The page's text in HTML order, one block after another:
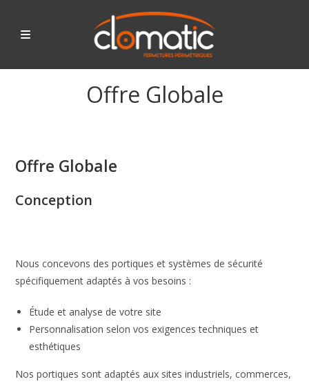
content
Offre Globale
Offre Globale
Conception
Nous concevons des portiques et systèmes de sécurité
spécifiquement adaptés à vos besoins :
Étude et analyse de votre site
Personnalisation selon vos exigences techniques et
esthétiques
Nos portiques sont adaptés aux sites industriels, commerces,